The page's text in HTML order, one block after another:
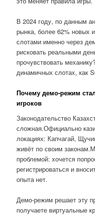
В 2024 году, по данным
рынка, более 62% новых
слотами именно через
рисковать реальными
прочувствовать
динамичных слотах, как
Почему демо-режим
игроков
Законодательство
сложная.Официально
локациях: Капчагай,
живёт по своим
проблемой: хочется
регистрироваться и
опыта нет.
Демо-режим решает эту
получаете виртуальные